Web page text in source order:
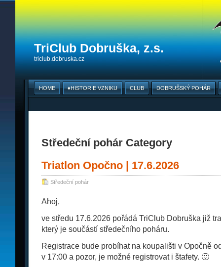
TriClub Dobruška, z.s.
triclub.dobruska.cz
HOME ♦HISTORIE VZNIKU CLUB DOBRUŠSKÝ POHÁR
Středeční pohár Category
Triatlon Opočno | 17.6.2026
Středeční pohár
Ahoj,
ve středu 17.6.2026 pořádá TriClub Dobruška již
který je součástí středečního poháru.
Registrace bude probíhat na koupališti v Opočně
v 17:00 a pozor, je možné registrovat i štafety. 🙂